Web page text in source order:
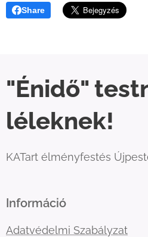
Share
"Énidő"
léleknek!
KATart élményfestés
Információ
Adatvédelmi Szabályzat